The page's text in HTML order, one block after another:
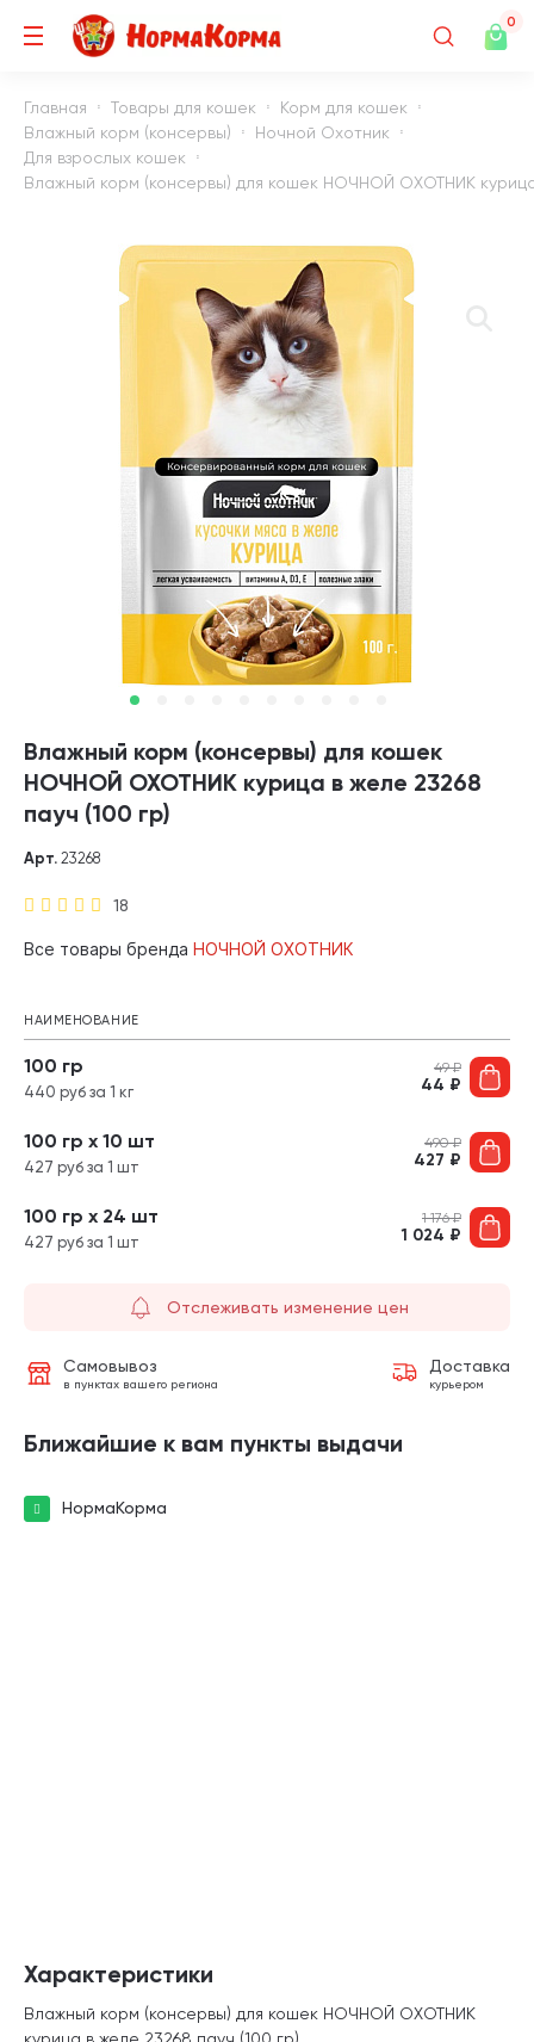
0
Главная Товары для кошек
Корм для кошек
Влажный корм (консервы)
Ночной Охотник
Для взрослых кошек
Влажный корм (консервы) для кошек НОЧНОЙ ОХОТНИК
Влажный корм (консервы) для кошек
НОЧНОЙ ОХОТНИК курица в желе 23268
пауч (100 гр)
18
Арт. 23268
Все товары бренда НОЧНОЙ ОХОТНИК
НАИМЕНОВАНИЕ
100 гр
440 руб за 1 кг
49₽
44 ₽
100 гр х 10 шт
427 руб за 1 шт
490₽
427 ₽
100 гр х 24 шт
427 руб за 1 шт
1 176₽
1 024 ₽
Отслеживать изменение цен
Самовывоз
в пунктах вашего региона
Доставка
курьером
Ближайшие к вам пункты выдачи
НормаКорма
Характеристики
Влажный корм (консервы) для кошек НОЧНОЙ ОХОТНИК
курица в желе 23268 пауч (100 гр)